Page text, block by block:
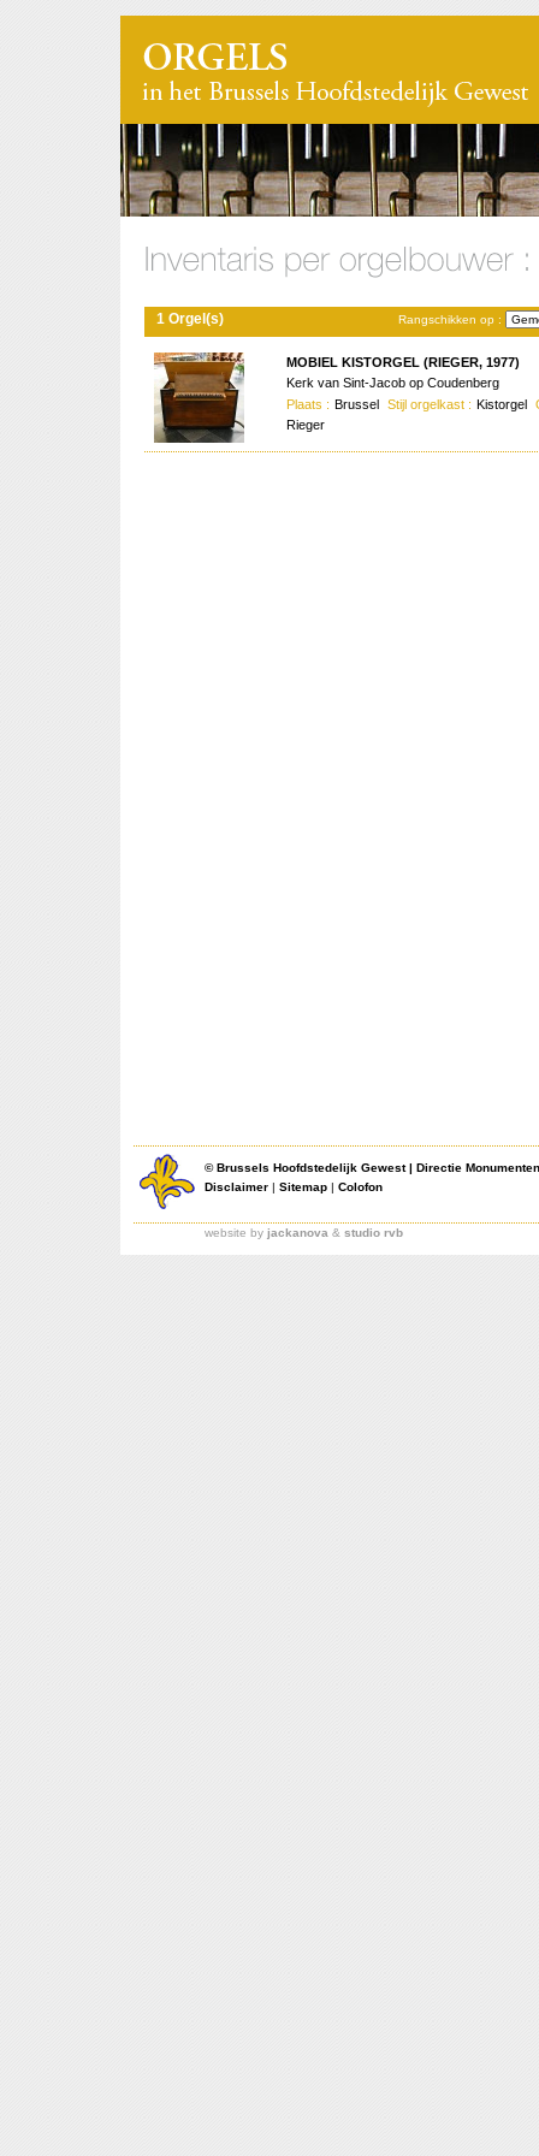
Rangschikken op :
1 Orgel(s)
MOBIEL KISTORGEL (RIEGER, 1977)
Kerk van Sint-Jacob op Coudenberg
Plaats : Brussel Stijl orgelkast : Kistorgel
Rieger
©Brussels Hoofdstedelijk Gewest| Directie
Disclaimer | Sitemap | Colofon
website by jackanova & studio rvb